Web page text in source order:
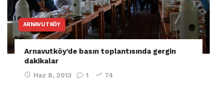
ARNAVUTKÖY
Arnavutköy’de basın toplantısında gergin
dakikalar
Haz 8, 2013 1 74